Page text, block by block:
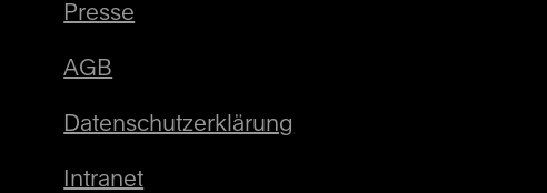
Presse
AGB
Datenschutzerklärung
Intranet